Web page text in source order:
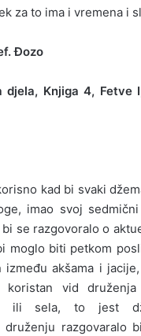
za to ima i vremena i
Đozo
djela, Knjiga 4, Fetve
kad bi svaki
imao svoj sedmični
se razgovoralo o
moglo biti petkom
između akšama i
koristan vid druženja
ili sela, to jest
druženju razgovaralo